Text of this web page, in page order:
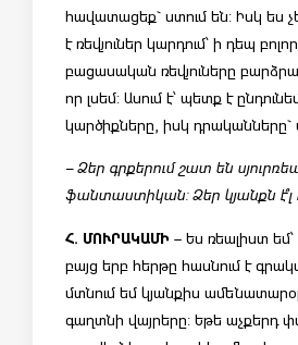
հավատացեք` ստում են: Իսկ ես
է ռեվյուներ կարդում՝ ի դեպ
բացասական ռեվյուները
որ լսեմ: Ասում է՝ պետք է
կարծիքները, իսկ դրականները`
– Ձեր գրքերում շատ են
ֆանտաստիկան: Ձեր կյանքն է՞լ
Հ. ՄՈՒՐԱԿԱՄԻ – Ես ռեալիստ
բայց երբ հերթը հասնում է
մտնում եմ կյանքիս
գաղտնի վայրերը: Եթե աչքերդ